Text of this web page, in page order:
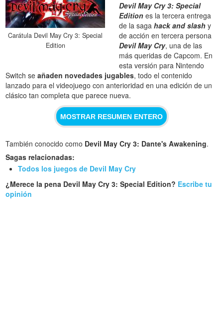
Carátula Devil May Cry 3: Special
Edition
Devil May Cry 3: Special
Edition es la tercera entrega
de la sagahack and slash y
de acción en tercera persona
Devil May Cry, una de las
más queridas de Capcom. En
esta versión para Nintendo
Switch se añaden novedades jugables, todo el contenido
lanzado para el videojuego con anterioridad en una edición de un
clásico tan completa que parece nueva.
MOSTRAR RESUMEN ENTERO
También conocido como Devil May Cry 3: Dante's Awakening.
Sagas relacionadas:
Todos los juegos de Devil May Cry
¿Merece la pena Devil May Cry 3: Special Edition? Escribe tu
opinión